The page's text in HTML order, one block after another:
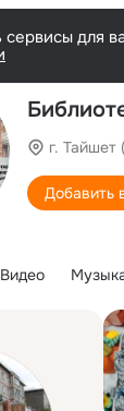
для
г. Тайшет
Добавить
Видео